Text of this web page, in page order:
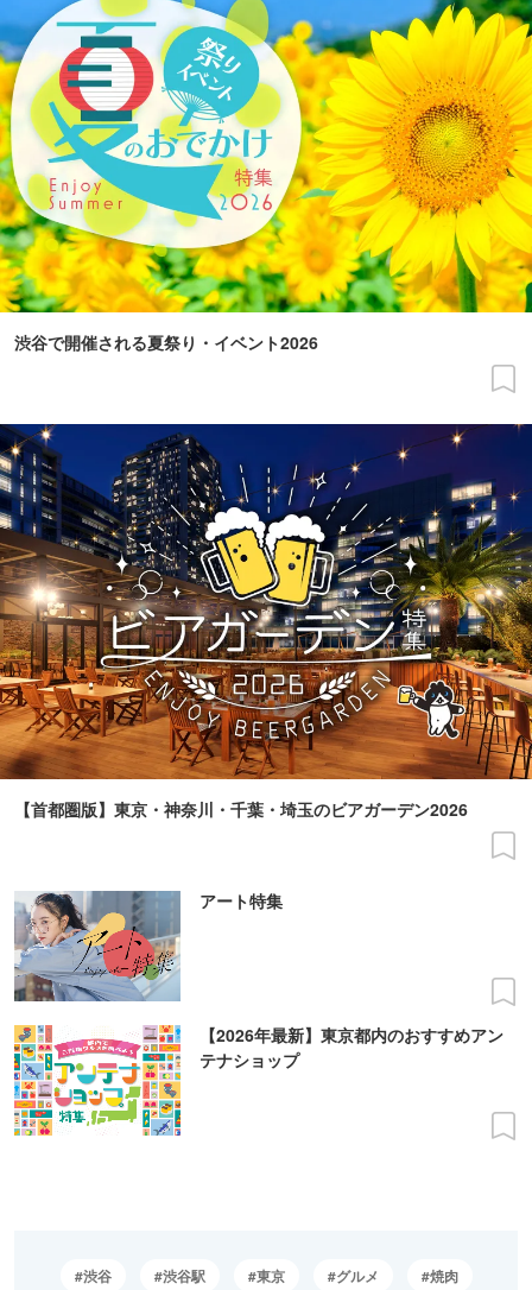
渋谷で開催される夏祭り・イベント2026
【首都圏版】東京・神奈川・千葉・埼玉のビアガーデン2026
アート特集
【2026年最新】東京都内のおすすめアン
テナショップ
渋谷 渋谷駅 東京 グルメ 焼肉